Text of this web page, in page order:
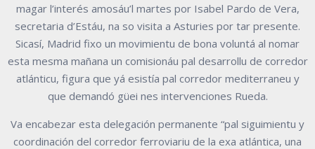
magar l’interés amosáu’l martes por Isabel Pardo de Vera,
secretaria d’Estáu, na so visita a Asturies por tar presente.
Sicasí, Madrid fixo un movimientu de bona voluntá al nomar
esta mesma mañana un comisionáu pal desarrollu de corredor
atlánticu, figura que yá esistía pal corredor mediterraneu y
que demandó güei nes intervenciones Rueda.
Va encabezar esta delegación permanente “pal siguimientu y
coordinación del corredor ferroviariu de la exa atlántica, una